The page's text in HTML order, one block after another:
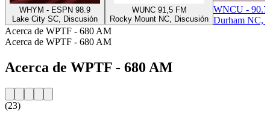
WHYM - ESPN 98.9
Lake City SC, Discusión
WUNC 91,5 FM
Rocky Mount NC, Discusión
WNCU -
Durham NC,
Acerca de WPTF - 680 AM
Acerca de WPTF - 680 AM
Acerca de WPTF - 680 AM
(23)